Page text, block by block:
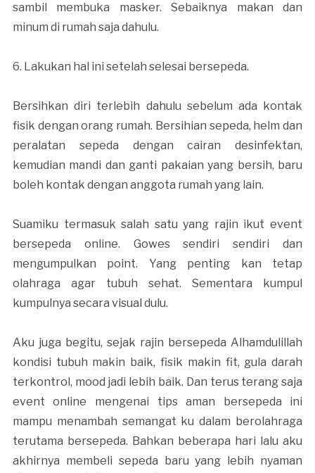
sambil membuka masker. Sebaiknya makan dan
minum di rumah saja dahulu.
6. Lakukan hal ini setelah selesai bersepeda.
Bersihkan diri terlebih dahulu sebelum ada kontak
fisik dengan orang rumah. Bersihian sepeda, helm dan
peralatan sepeda dengan cairan desinfektan,
kemudian mandi dan ganti pakaian yang bersih, baru
boleh kontak dengan anggota rumah yang lain.
Suamiku termasuk salah satu yang rajin ikut event
bersepeda online. Gowes sendiri sendiri dan
mengumpulkan point. Yang penting kan tetap
olahraga agar tubuh sehat. Sementara kumpul
kumpulnya secara visual dulu.
Aku juga begitu, sejak rajin bersepeda Alhamdulillah
kondisi tubuh makin baik, fisik makin fit, gula darah
terkontrol, mood jadi lebih baik. Dan terus terang saja
event online mengenai tips aman bersepeda ini
mampu menambah semangat ku dalam berolahraga
terutama bersepeda. Bahkan beberapa hari lalu aku
akhirnya membeli sepeda baru yang lebih nyaman